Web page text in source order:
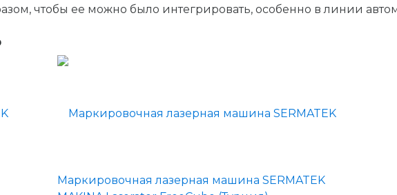
чтобы ее можно было интегрировать, особенно в линии
Маркировочная лазерная машина SERMATEK